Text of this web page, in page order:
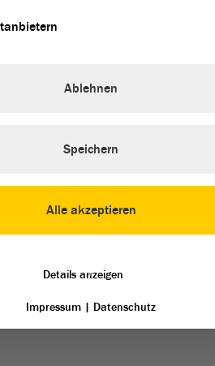
senden Sie der Verwaltung des
mit den Fraktionen.
Alle akzeptieren
Ablehnen
Speichern
Details anzeigen
Impressum | Datenschutz